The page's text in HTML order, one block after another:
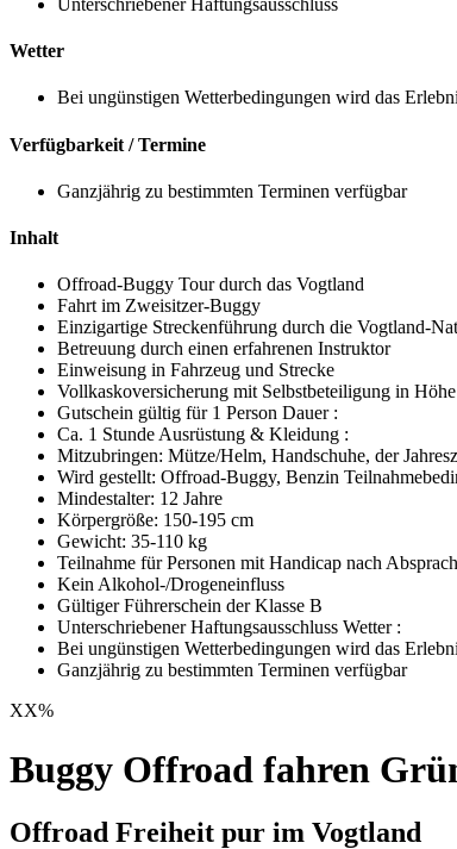
Wetter
Bei ungünstigen Wetterbedingungen wird das
Verfügbarkeit / Termine
Ganzjährig zu bestimmten Terminen verfügbar
Inhalt
Offroad-Buggy Tour durch das Vogtland
Fahrt im Zweisitzer-Buggy
Einzigartige Streckenführung durch die Vogtland-
Betreuung durch einen erfahrenen Instruktor
Einweisung in Fahrzeug und Strecke
Vollkaskoversicherung mit Selbstbeteiligung in
Gutschein gültig für 1 Person Dauer :
Ca. 1 Stunde Ausrüstung & Kleidung :
Mitzubringen: Mütze/Helm, Handschuhe, der
Wird gestellt: Offroad-Buggy, Benzin
Mindestalter: 12 Jahre
Körpergröße: 150-195 cm
Gewicht: 35-110 kg
Teilnahme für Personen mit Handicap nach
Kein Alkohol-/Drogeneinfluss
Gültiger Führerschein der Klasse B
Unterschriebener Haftungsausschluss Wetter :
Bei ungünstigen Wetterbedingungen wird das
Ganzjährig zu bestimmten Terminen verfügbar
XX%
Buggy Offroad fahren
Offroad Freiheit pur im Vogtland